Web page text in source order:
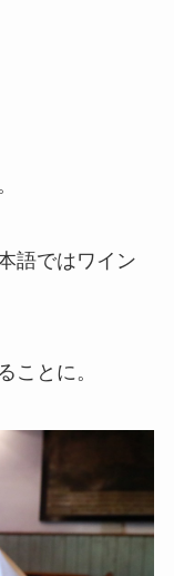
語ではワイン
ことに。